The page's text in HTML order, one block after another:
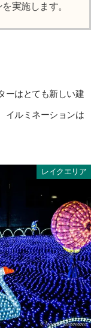
実施します。
ーはとても新しい建
イルミネーションは
レイクエリア